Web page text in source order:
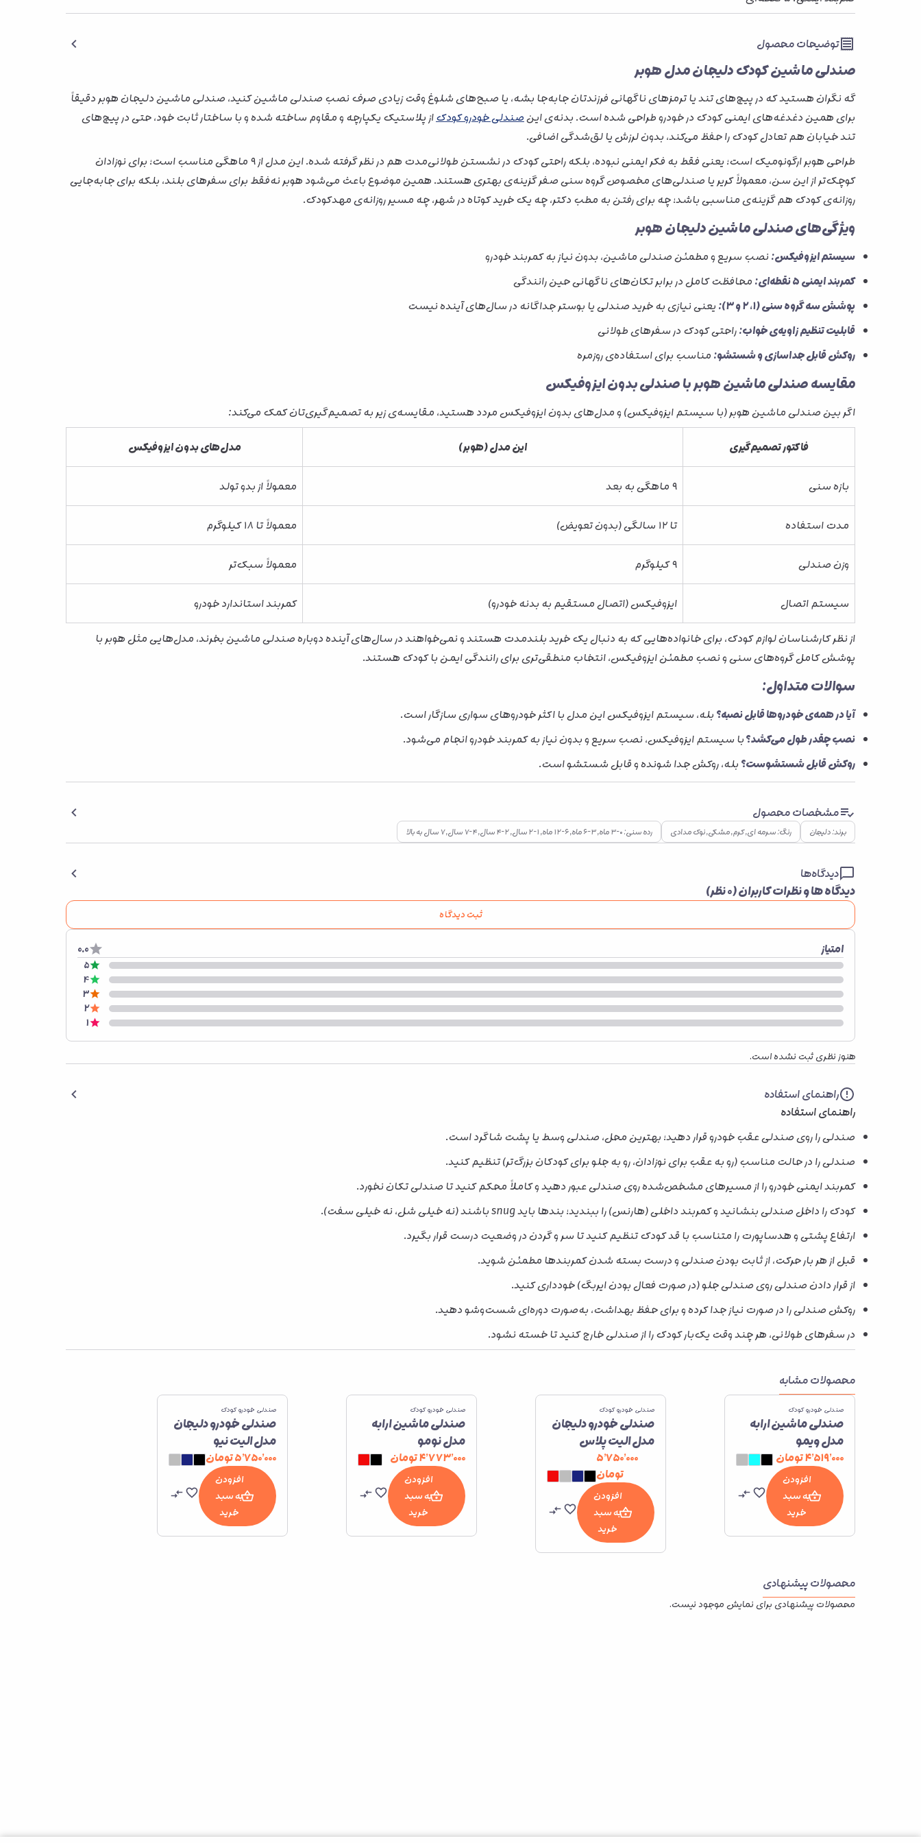
توضیحات محصول
صندلی ماشین کودک دلیجان مدل هوبر
گه نگران هستید که در پیچ‌های تند یا ترمزهای ناگهانی فرزندتان جابه‌جا بشه، یا صبح‌های شلوغ وقت زیادی صرف نصب صندلی ماشین کنید، صندلی ماشین دلیجان هوبر دقیقاً
برای همین دغدغه‌های ایمنی کودک در خودرو طراحی شده است. بدنه‌ی اینصندلی خودرو کودکاز پلاستیک یکپارچه و مقاوم ساخته شده و با ساختار ثابت خود، حتی در پیچ‌های
تند خیابان هم تعادل کودک را حفظ می‌کند، بدون لرزش یا لق‌شدگی اضافی.
طراحی هوبر ارگونومیک است؛ یعنی فقط به فکر ایمنی نبوده، بلکه راحتی کودک در نشستن طولانی‌مدت هم در نظر گرفته شده. این مدل از ۹ ماهگی مناسب است؛ برای نوزادان
کوچک‌تر از این سن، معمولاً کریر یا صندلی‌های مخصوص گروه سنی صفر گزینه‌ی بهتری هستند. همین موضوع باعث می‌شود هوبر نه‌فقط برای سفرهای بلند، بلکه برای جابه‌جایی
روزانه‌ی کودک هم گزینه‌ی مناسبی باشد؛ چه برای رفتن به مطب دکتر، چه یک خرید کوتاه در شهر، چه مسیر روزانه‌ی مهدکودک.
ویژگی‌هایصندلی ماشین دلیجان هوبر
سیستم ایزوفیکس: نصب سریع و مطمئن صندلی ماشین، بدون نیاز به کمربند خودرو
کمربند ایمنی ۵ نقطه‌ای:
محافظت کامل در برابر تکان‌های ناگهانی حین رانندگی
پوشش سه گروه سنی (۱، ۲ و ۳):
یعنی نیازی به خرید صندلی یا بوستر جداگانه در سال‌های آینده نیست
قابلیت تنظیم زاویه‌ی خواب:راحتی کودک در سفرهای طولانی
روکش قابل جداسازی و شستشو: مناسب برای استفاده‌ی روزمره
مقایسه صندلی ماشین هوبر با صندلی بدون ایزوفیکس
اگر بین صندلی ماشین هوبر (با سیستم ایزوفیکس) و مدل‌های بدون ایزوفیکس مردد هستید، مقایسه‌ی زیر به تصمیم‌گیری‌تان کمک می‌کند:
فاکتور تصمیم‌گیری این مدل (هوبر) مدل‌های بدون ایزوفیکس
بازه سنی ۹ ماهگی به بعد معمولاً از بدو تولد
مدت استفاده تا ۱۲ سالگی (بدون تعویض) معمولاً تا ۱۸ کیلوگرم
وزن صندلی ۹ کیلوگرم معمولاً سبک‌تر
سیستم اتصال ایزوفیکس (اتصال مستقیم به بدنه خودرو) کمربند استاندارد خودرو
از نظر کارشناسان لوازم کودک، برای خانواده‌هایی که به دنبال یک خرید بلندمدت هستند و نمی‌خواهند در سال‌های آینده دوباره صندلی ماشین بخرند، مدل‌هایی مثل هوبر با
پوشش کامل گروه‌های سنی و نصب مطمئن ایزوفیکس، انتخاب منطقی‌تری برای رانندگی ایمن با کودک هستند.
سوالات متداول:
آیا در همه‌ی خودروها قابل نصبه؟ بله، سیستم ایزوفیکس این مدل با اکثر خودروهای سواری سازگار است.
نصب چقدر طول می‌کشد؟با سیستم ایزوفیکس، نصب سریع و بدون نیاز به کمربند خودرو انجام می‌شود.
روکش قابل شستشوست؟ بله، روکش جدا شونده و قابل شستشو است.
مشخصات محصول
برند: دلیجان رنگ: سرمه ای, کرم, مشکی, نوک مدادی رده سنی: ۰–۳ ماه, ۳–۶ ماه, ۶–۱۲ ماه, ۱–۲ سال, ۲–۴ سال, ۴–۷ سال, ۷ سال به بالا
دیدگاه‌ها
دیدگاه ها و نظرات کاربران (۰نظر)
ثبت دیدگاه
امتیاز 0.0
5
4
3
2
1
هنوز نظری ثبت نشده است.
راهنمای استفاده
راهنمای استفاده
صندلی را روی صندلی عقب خودرو قرار دهید؛ بهترین محل، صندلی وسط یا پشت شاگرد است.
صندلی را در حالت مناسب (رو به عقب برای نوزادان، رو به جلو برای کودکان بزرگ‌تر) تنظیم کنید.
کمربند ایمنی خودرو را از مسیرهای مشخص‌شده روی صندلی عبور دهید و کاملاً محکم کنید تا صندلی تکان نخورد.
کودک را داخل صندلی بنشانید و کمربند داخلی (هارنس) را ببندید؛ بندها باید snug باشند (نه خیلی شل، نه خیلی سفت).
ارتفاع پشتی و هدساپورت را متناسب با قد کودک تنظیم کنید تا سر و گردن در وضعیت درست قرار بگیرد.
قبل از هر بار حرکت، از ثابت بودن صندلی و درست بسته شدن کمربندها مطمئن شوید.
از قرار دادن صندلی روی صندلی جلو (در صورت فعال بودن ایربگ) خودداری کنید.
روکش صندلی را در صورت نیاز جدا کرده و برای حفظ بهداشت، به‌صورت دوره‌ای شست‌وشو دهید.
در سفرهای طولانی، هر چند وقت یک‌بار کودک را از صندلی خارج کنید تا خسته نشود.
محصولات مشابه
صندلی خودرو کودک
صندلی ماشین ارابه
مدل ویمو
۴٬۵۱۹٬۰۰۰تومان
افزودن
به سبد
خرید
صندلی خودرو کودک
صندلی خودرو دلیجان
مدل الیت پلاس
۵٬۷۵۰٬۰۰۰
تومان
افزودن
به سبد
خرید
صندلی خودرو کودک
صندلی ماشین ارابه
مدل نومو
۴٬۷۷۳٬۰۰۰تومان
افزودن
به سبد
خرید
صندلی خودرو کودک
صندلی خودرو دلیجان
مدل الیت نیو
۵٬۷۵۰٬۰۰۰تومان
افزودن
به سبد
خرید
محصولات پیشنهادی
محصولات پیشنهادی برای نمایش موجود نیست.